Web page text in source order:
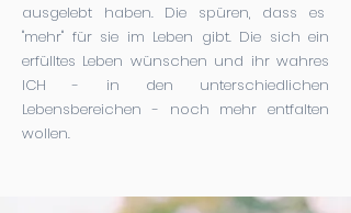
ausgelebt haben. Die spüren, dass es
"mehr" für sie im Leben gibt. Die sich ein
erfülltes Leben wünschen und ihr wahres
ICH - in den unterschiedlichen
Lebensbereichen - noch mehr entfalten
wollen.